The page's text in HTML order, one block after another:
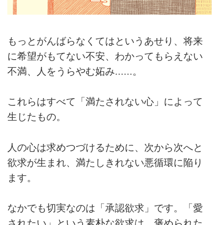
もっとがんばらなくてはというあせり、将来
に希望がもてない不安、わかってもらえない
不満、人をうらやむ妬み......。
これらはすべて「満たされない心」によって
生じたもの。
人の心は求めつづけるために、次から次へと
欲求が生まれ、満たしきれない悪循環に陥り
ます。
なかでも切実なのは「承認欲求」です。「愛